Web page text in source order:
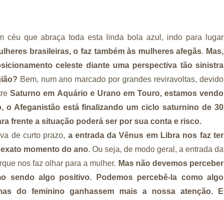
céu que abraça toda esta linda bola azul, indo para lugar
brasileiras, o faz também às mulheres afegãs. Mas,
celeste diante uma perspectiva tão sinistra
Bem, num ano marcado por grandes reviravoltas, devido
Saturno em Aquário e Urano em Touro, estamos vendo
o Afeganistão está finalizando um ciclo saturnino de 30
frente a situação poderá ser por sua conta e risco.
de curto prazo, a entrada da Vênus em Libra nos faz ter
momento do ano. Ou seja, de modo geral, a entrada da
nos faz olhar para a mulher. Mas não devemos perceber
sendo algo positivo. Podemos percebê-la como algo
do feminino ganhassem mais a nossa atenção. E